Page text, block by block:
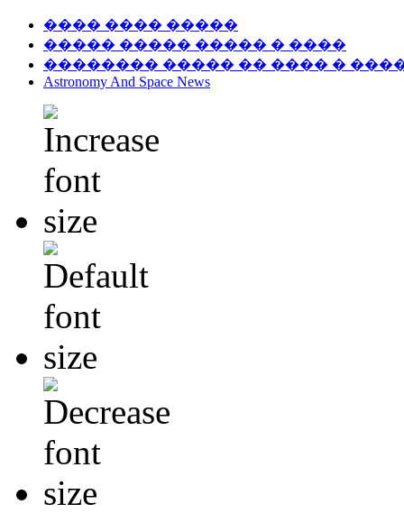
���� ���� �����
����� ����� ����� � ����
�������� ����� �� ���� �
Astronomy And Space News